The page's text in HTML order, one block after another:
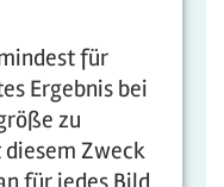
für
Ergebnis bei
zu
Zweck